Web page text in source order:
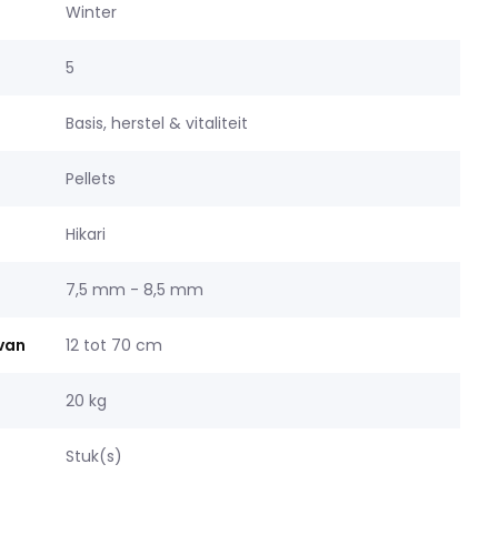
Winter
5
Basis, herstel & vitaliteit
Pellets
Hikari
7,5 mm - 8,5 mm
12 tot 70 cm
20 kg
Stuk(s)